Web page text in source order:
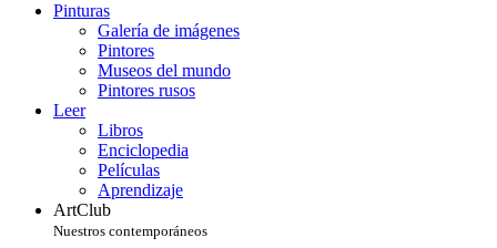
Pinturas
Galería de imágenes
Pintores
Museos del mundo
Pintores rusos
Leer
Libros
Enciclopedia
Películas
Aprendizaje
ArtClub
Nuestros contemporáneos